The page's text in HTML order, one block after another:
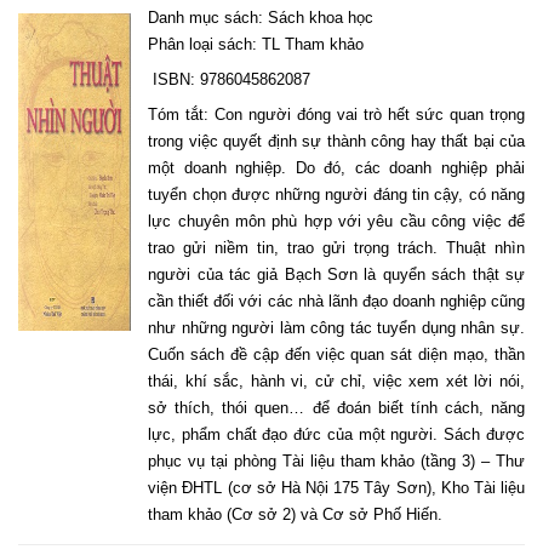
Danh mục sách: Sách khoa học
Phân loại sách: TL Tham khảo
ISBN: 9786045862087
Tóm tắt: Con người đóng vai trò hết sức quan trọng
trong việc quyết định sự thành công hay thất bại của
một doanh nghiệp. Do đó, các doanh nghiệp phải
tuyển chọn được những người đáng tin cậy, có năng
lực chuyên môn phù hợp với yêu cầu công việc để
trao gửi niềm tin, trao gửi trọng trách. Thuật nhìn
người của tác giả Bạch Sơn là quyển sách thật sự
cần thiết đối với các nhà lãnh đạo doanh nghiệp cũng
như những người làm công tác tuyển dụng nhân sự.
Cuốn sách đề cập đến việc quan sát diện mạo, thần
thái, khí sắc, hành vi, cử chỉ, việc xem xét lời nói,
sở thích, thói quen… để đoán biết tính cách, năng
lực, phẩm chất đạo đức của một người. Sách được
phục vụ tại phòng Tài liệu tham khảo (tầng 3) – Thư
viện ĐHTL (cơ sở Hà Nội 175 Tây Sơn), Kho Tài liệu
tham khảo (Cơ sở 2) và Cơ sở Phố Hiến.